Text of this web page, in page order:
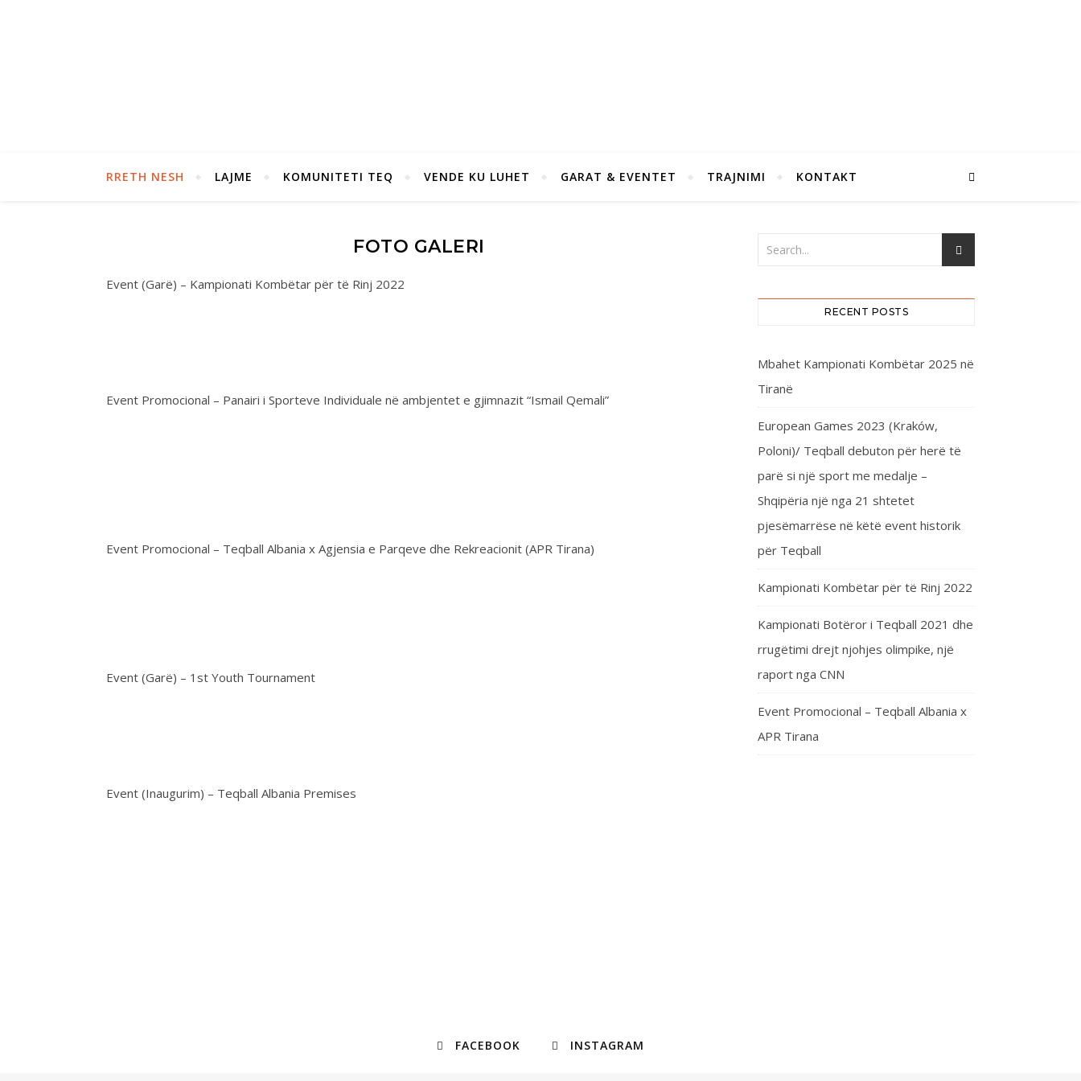
RRETH NESH LAJME KOMUNITETI TEQ VENDE KU LUHET GARAT & EVENTET TRAJNIMI KONTAKT
FOTO GALERI
Event (Garë) – Kampionati Kombëtar për të Rinj 2022
Event Promocional – Panairi i Sporteve Individuale në ambjentet e gjimnazit “Ismail Qemali”
Event Promocional – Teqball Albania x Agjensia e Parqeve dhe Rekreacionit (APR Tirana)
Event (Garë) – 1st Youth Tournament
Event (Inaugurim) – Teqball Albania Premises
RECENT POSTS
Mbahet Kampionati Kombëtar 2025 në
Tiranë
European Games 2023 (Kraków,
Poloni)/ Teqball debuton për herë të
parë si një sport me medalje –
Shqipëria një nga 21 shtetet
pjesëmarrëse në këtë event historik
për Teqball
Kampionati Kombëtar për të Rinj 2022
Kampionati Botëror i Teqball 2021 dhe
rrugëtimi drejt njohjes olimpike, një
raport nga CNN
Event Promocional – Teqball Albania x
APR Tirana
FACEBOOK INSTAGRAM